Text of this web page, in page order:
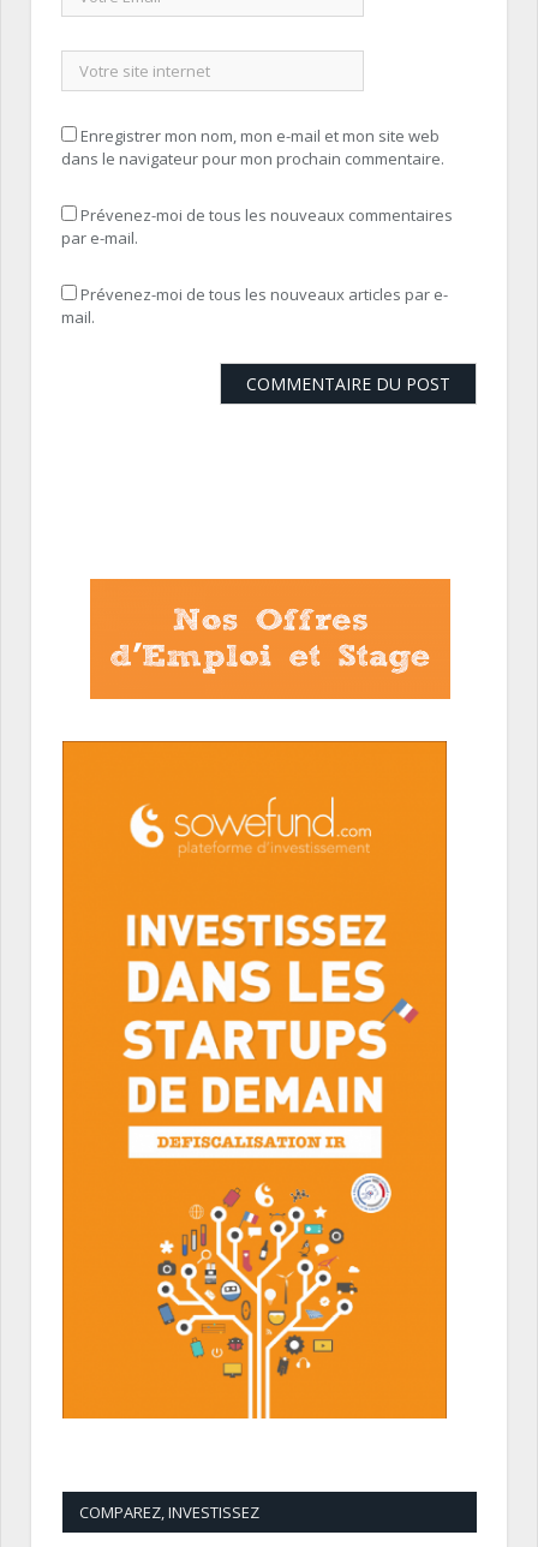
Enregistrer mon nom, mon e-mail et mon site web
dans le navigateur pour mon prochain commentaire.
Prévenez-moi de tous les nouveaux commentaires
par e-mail.
Prévenez-moi de tous les nouveaux articles par e-
mail.
COMPAREZ, INVESTISSEZ